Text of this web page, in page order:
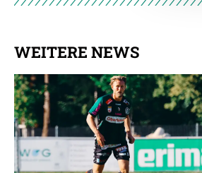
WEITERE NEWS